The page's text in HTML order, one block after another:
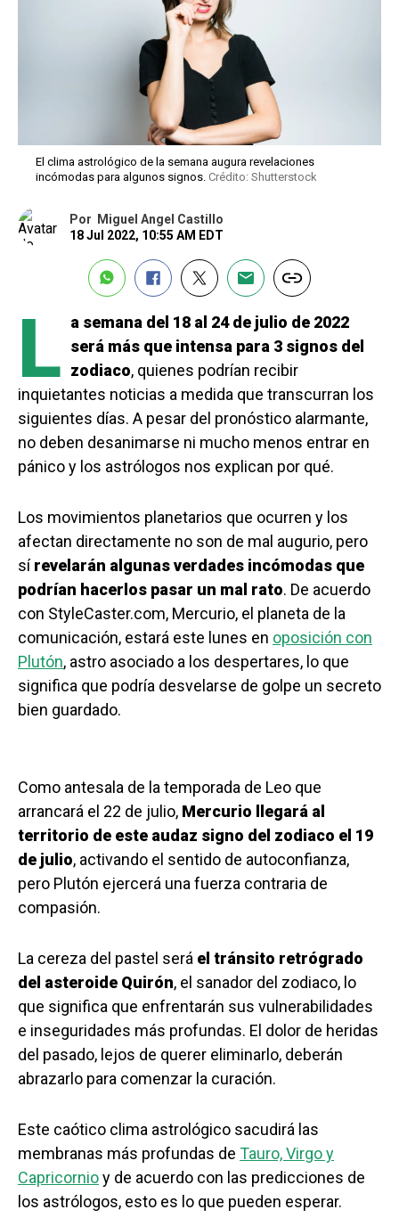
El clima astrológico de la semana augura revelaciones
incómodas para algunos signos. Crédito: Shutterstock
Por
Miguel Angel Castillo
18 Jul 2022, 10:55 AM EDT
L a semana del 18 al 24 de julio de 2022
será más que intensa para 3 signos del
zodiaco, quienes podrían recibir
inquietantes noticias a medida que transcurran los
siguientes días. A pesar del pronóstico alarmante,
no deben desanimarse ni mucho menos entrar en
pánico y los astrólogos nos explican por qué.
Los movimientos planetarios que ocurren y los
afectan directamente no son de mal augurio, pero
sírevelarán algunas verdades incómodas que
podrían hacerlos pasar un mal rato. De acuerdo
con StyleCaster.com, Mercurio, el planeta de la
comunicación, estará este lunes en oposición con
Plutón, astro asociado a los despertares, lo que
significa que podría desvelarse de golpe un secreto
bien guardado.
Como antesala de la temporada de Leo que
arrancará el 22 de julio, Mercurio llegará al
territorio de este audaz signo del zodiaco el 19
de julio, activando el sentido de autoconfianza,
pero Plutón ejercerá una fuerza contraria de
compasión.
La cereza del pastel será el tránsito retrógrado
del asteroide Quirón, el sanador del zodiaco, lo
que significa que enfrentarán sus vulnerabilidades
e inseguridades más profundas. El dolor de heridas
del pasado, lejos de querer eliminarlo, deberán
abrazarlo para comenzar la curación.
Este caótico clima astrológico sacudirá las
membranas más profundas de Tauro, Virgo y
Capricornioy de acuerdo con las predicciones de
los astrólogos, esto es lo que pueden esperar.